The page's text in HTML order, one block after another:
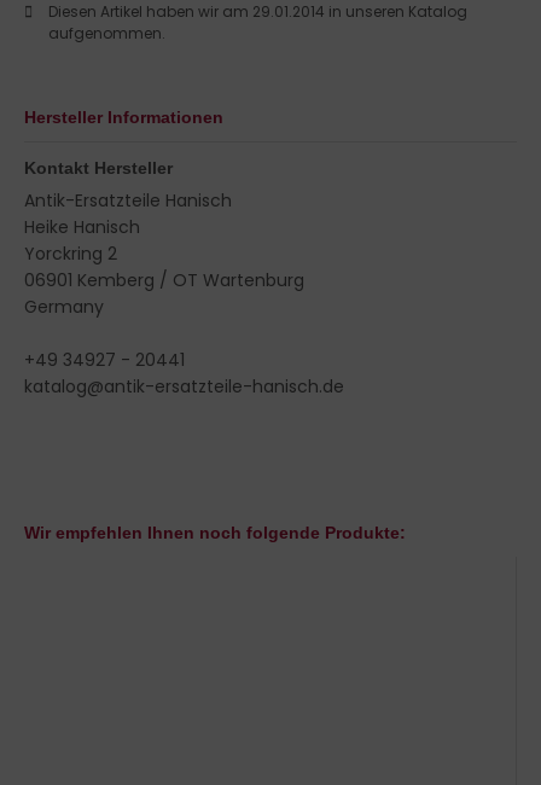
Diesen Artikel haben wir am 29.01.2014 in unseren Katalog
aufgenommen.
Hersteller Informationen
Kontakt Hersteller
Antik-Ersatzteile Hanisch
Heike Hanisch
Yorckring 2
06901 Kemberg / OT Wartenburg
Germany
+49 34927 - 20441
katalog@antik-ersatzteile-hanisch.de
Wir empfehlen Ihnen noch folgende Produkte: